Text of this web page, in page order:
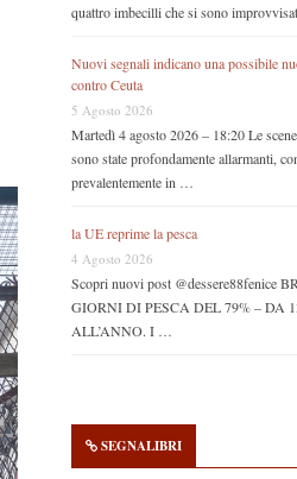
quattro imbecilli che si sono
Nuovi segnali indicano una possibile
contro Ceuta
5 Agosto 2026
Martedì 4 agosto 2026 – 18:20 Le
sono state profondamente allarmanti,
prevalentemente in …
la UE reprime la pesca
4 Agosto 2026
Scopri nuovi post @dessere88fenice
GIORNI DI PESCA DEL 79% – DA
ALL’ANNO. I …
SEGNALIBRI